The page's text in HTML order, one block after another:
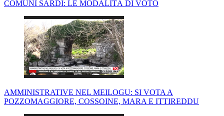
COMUNI SARDI: LE MODALITÀ DI VOTO
AMMINISTRATIVE NEL MEILOGU: SI VOTA A
POZZOMAGGIORE, COSSOINE, MARA E ITTIREDDU